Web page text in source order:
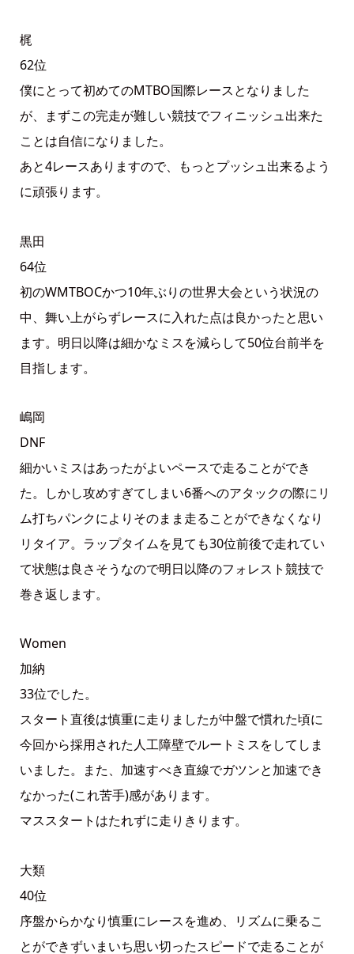
梶
62位
僕にとって初めてのMTBO国際レースとなりました
が、まずこの完走が難しい競技でフィニッシュ出来た
ことは自信になりました。
あと4レースありますので、もっとプッシュ出来るよう
に頑張ります。
黒田
64位
初のWMTBOCかつ10年ぶりの世界大会という状況の
中、舞い上がらずレースに入れた点は良かったと思い
ます。明日以降は細かなミスを減らして50位台前半を
目指します。
嶋岡
DNF
細かいミスはあったがよいペースで走ることができ
た。しかし攻めすぎてしまい6番へのアタックの際にリ
ム打ちパンクによりそのまま走ることができなくなり
リタイア。ラップタイムを見ても30位前後で走れてい
て状態は良さそうなので明日以降のフォレスト競技で
巻き返します。
Women
加納
33位でした。
スタート直後は慎重に走りましたが中盤で慣れた頃に
今回から採用された人工障壁でルートミスをしてしま
いました。また、加速すべき直線でガツンと加速でき
なかった(これ苦手)感があります。
マススタートはたれずに走りきります。
大類
40位
序盤からかなり慎重にレースを進め、リズムに乗るこ
とができずいまいち思い切ったスピードで走ることが